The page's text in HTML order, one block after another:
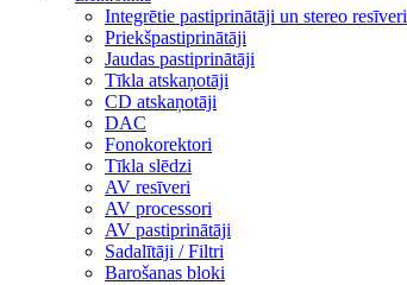
Integrētie pastiprinātāji un stereo resīveri
Priekšpastiprinātāji
Jaudas pastiprinātāji
Tīkla atskaņotāji
CD atskaņotāji
DAC
Fonokorektori
Tīkla slēdzi
AV resīveri
AV processori
AV pastiprinātāji
Sadalītāji / Filtri
Barošanas bloki